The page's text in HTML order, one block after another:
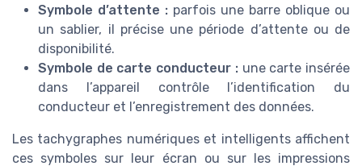
Symbole d’attente : parfois une barre oblique ou
un sablier, il précise une période d’attente ou de
disponibilité.
Symbole de carte conducteur :une carte insérée
dans l’appareil contrôle l’identification du
conducteur et l’enregistrement des données.
Les tachygraphes numériques et intelligents affichent
ces symboles sur leur écran ou sur les impressions